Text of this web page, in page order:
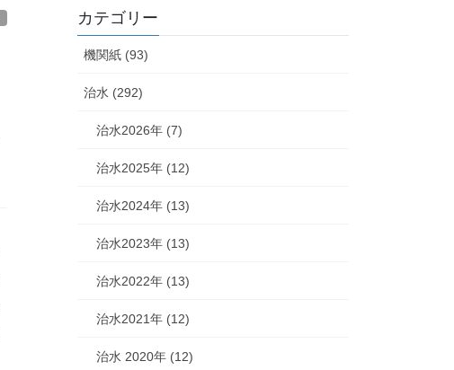
カテゴリー
機関紙 (93)
治水 (292)
治水2026年 (7)
治水2025年 (12)
治水2024年 (13)
治水2023年 (13)
治水2022年 (13)
治水2021年 (12)
治水 2020年 (12)